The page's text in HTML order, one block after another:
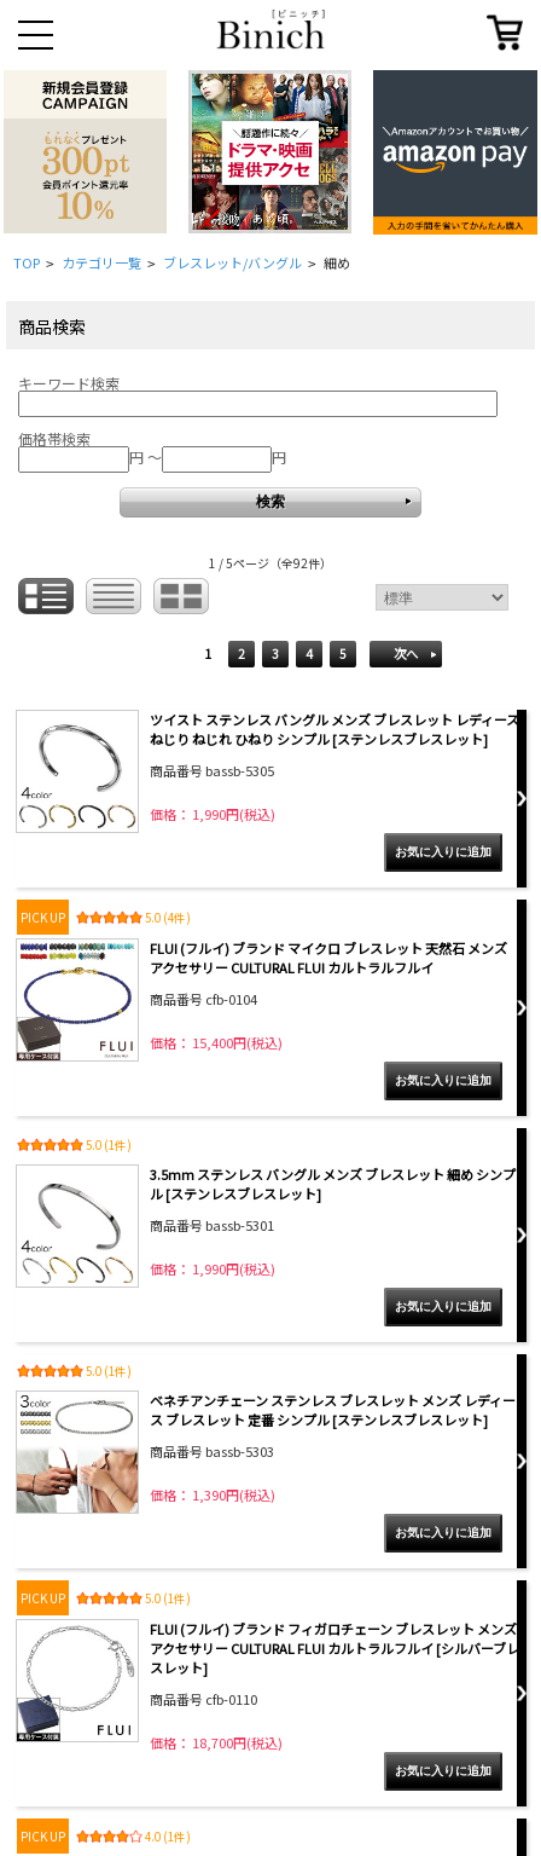
TOP > カテゴリ一覧 > ブレスレット/バングル > 細め
商品検索
キーワード検索
価格帯検索
円 ～
円
1 / 5ページ （全92件）
1 2 3 4 5 次へ
ツイスト ステンレス バングル メンズ ブレスレット レディース
ねじり ねじれ ひねり シンプル [ステンレスブレスレット]
商品番号 bassb-5305
価格： 1,990円(税込)
PICK UP 5.0 (4件)
FLUI (フルイ) ブランド マイクロ ブレスレット 天然石 メンズ
アクセサリー CULTURAL FLUI カルトラルフルイ
商品番号 cfb-0104
価格： 15,400円(税込)
5.0 (1件)
3.5mm ステンレス バングル メンズ ブレスレット 細め シンプ
ル [ステンレスブレスレット]
商品番号 bassb-5301
価格： 1,990円(税込)
5.0 (1件)
ベネチアンチェーン ステンレス ブレスレット メンズ レディー
ス ブレスレット 定番 シンプル [ステンレスブレスレット]
商品番号 bassb-5303
価格： 1,390円(税込)
PICK UP 5.0 (1件)
FLUI (フルイ) ブランド フィガロチェーン ブレスレット メンズ
アクセサリー CULTURAL FLUI カルトラルフルイ [シルバーブレ
スレット]
商品番号 cfb-0110
価格： 18,700円(税込)
PICK UP 4.0 (1件)